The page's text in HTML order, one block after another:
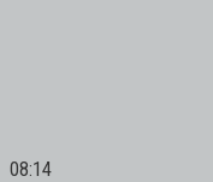
08:14